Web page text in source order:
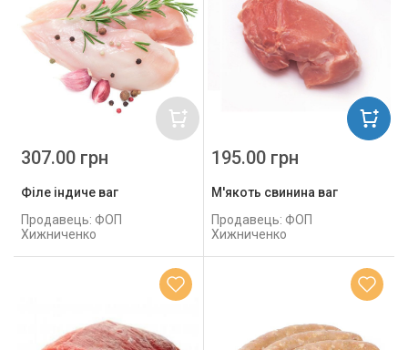
Філе індиче ваг
Продавець: ФОП
Хижниченко
307.00 грн
М'якоть свинина ваг
Продавець: ФОП
Хижниченко
195.00 грн